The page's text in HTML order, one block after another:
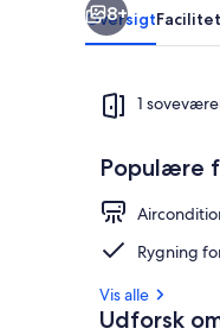
8+
Oversigt
1
Populære
Rygning
Vis alle
Udforsk